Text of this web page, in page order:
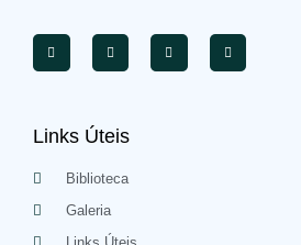
Links Úteis
Biblioteca
Galeria